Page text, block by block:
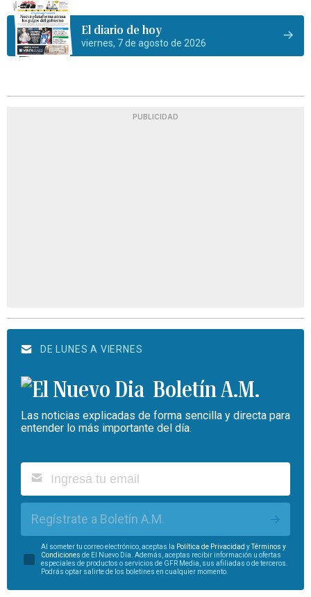
El diario de hoy
viernes, 7 de agosto de 2026
PUBLICIDAD
DE LUNES A VIERNES
Boletín A.M.
Las noticias explicadas de forma sencilla y directa para
entender lo más importante del día.
Regístrate a Boletín A.M.
Al someter tu correo electrónico, aceptas la Política de Privacidad yTérminos y
Condiciones de El Nuevo Día. Además, aceptas recibir información u ofertas
especiales de productos o servicios de GFR Media, sus afiliadas o de terceros.
Podrás optar salirte de los boletines en cualquier momento.